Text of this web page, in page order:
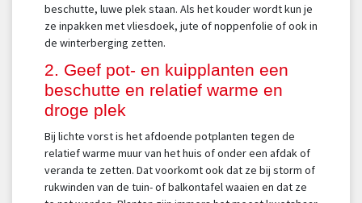
beschutte, luwe plek staan. Als het kouder wordt kun je
ze inpakken met vliesdoek, jute of noppenfolie of ook in
de winterberging zetten.
2. Geef pot- en kuipplanten een
beschutte en relatief warme en
droge plek
Bij lichte vorst is het afdoende potplanten tegen de
relatief warme muur van het huis of onder een afdak of
veranda te zetten. Dat voorkomt ook dat ze bij storm of
rukwinden van de tuin- of balkontafel waaien en dat ze